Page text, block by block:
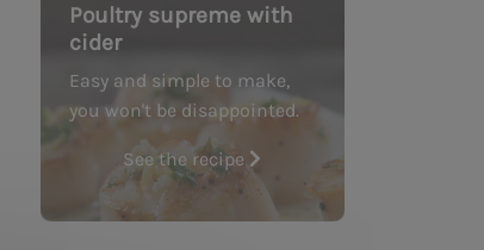
Poultry supreme with
cider
Easy and simple to make,
you won't be disappointed.
See the recipe